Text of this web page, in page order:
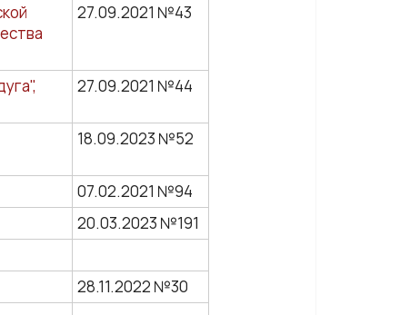
27.09.2021 №43
27.09.2021 №44
18.09.2023 №52
07.02.2021 №94
20.03.2023 №191
28.11.2022 №30